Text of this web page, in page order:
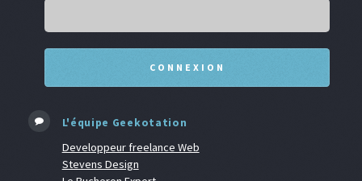
L'équipe Geekotation
Developpeur freelance Web
Stevens Design